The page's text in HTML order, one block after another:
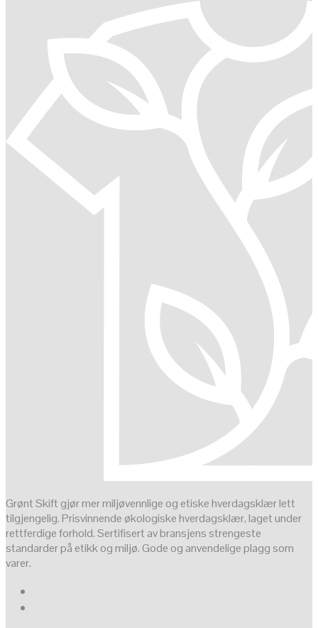
Grønt Skift gjør mer miljøvennlige og etiske hverdagsklær lett
tilgjengelig. Prisvinnende økologiske hverdagsklær, laget under
rettferdige forhold. Sertifisert av bransjens strengeste
standarder på etikk og miljø. Gode og anvendelige plagg som
varer.